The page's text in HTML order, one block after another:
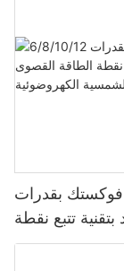
بقدرات
بتقنية تتبع نقطة
الطاقة القصوى (MPPT)، يدعم توصيل 9 وحدات بالتوازي